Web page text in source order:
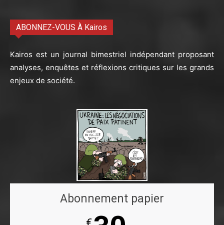
ABONNEZ-VOUS À Kairos
Kairos est un journal bimestriel indépendant proposant
analyses, enquêtes et réflexions critiques sur les grands
enjeux de société.
Abonnement papier